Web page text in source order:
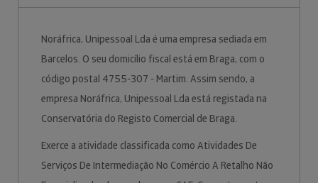
Noráfrica, Unipessoal Lda é uma empresa sediada em
Barcelos. O seu domicílio fiscal está em Braga, com o
código postal 4755-307 - Martim. Assim sendo, a
empresa Noráfrica, Unipessoal Lda está registada na
Conservatória do Registo Comercial de Braga.
Exerce a atividade classificada como Atividades De
Serviços De Intermediação No Comércio A Retalho Não